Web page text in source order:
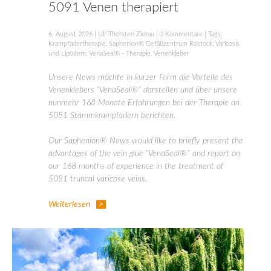
5091 Venen therapiert
6. August 2026 Ulf Thorsten Zierau 0 Kommentare | Tags:
Krampfadertherapie, Saphenion® Gefäßzentrum Rostock, Varicosis
und Lipödem, VenaSeal® - Therapie, Venenkleber
Unsere News möchte in kurzer Form die Vorteile des
Venenklebers “VenaSeal®” darstellen und über unsere
nunmehr 168 Monate Erfahrungen bei der Therapie an
5081 Stammkrampfadern berichten.
Our Saphenion® News would like to briefly present the
advantages of the vein glue “VenaSeal®” and report on
our 168 months of experience in the treatment of
5081 truncal varicose veins.
Weiterlesen